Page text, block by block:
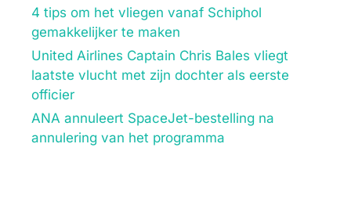
4 tips om het vliegen vanaf Schiphol
gemakkelijker te maken
United Airlines Captain Chris Bales vliegt
laatste vlucht met zijn dochter als eerste
officier
ANA annuleert SpaceJet-bestelling na
annulering van het programma